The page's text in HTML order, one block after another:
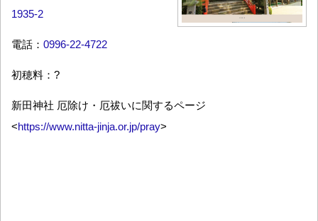
1935-2
電話： 0996-22-4722
初穂料：?
新田神社 厄除け・厄祓いに関するページ
<https://www.nitta-jinja.or.jp/pray>